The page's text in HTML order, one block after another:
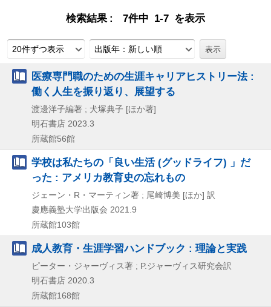
検索結果 7件中 1-7 を表示
20件ずつ表示 出版年：新しい順
医療専門職のための生涯キャリアヒストリー法 :
働く人生を振り返り、展望する
渡邊洋子編著 ; 犬塚典子 [ほか著]
明石書店 2023.3
所蔵館56館
学校は私たちの「良い生活 (グッドライフ) 」だ
った : アメリカ教育史の忘れもの
ジェーン・R・マーティン著 ; 尾崎博美 [ほか] 訳
慶應義塾大学出版会 2021.9
所蔵館103館
成人教育・生涯学習ハンドブック : 理論と実践
ピーター・ジャーヴィス著 ; P.ジャーヴィス研究会訳
明石書店 2020.3
所蔵館168館